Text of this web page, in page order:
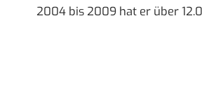
2004 bis 2009 hat er über